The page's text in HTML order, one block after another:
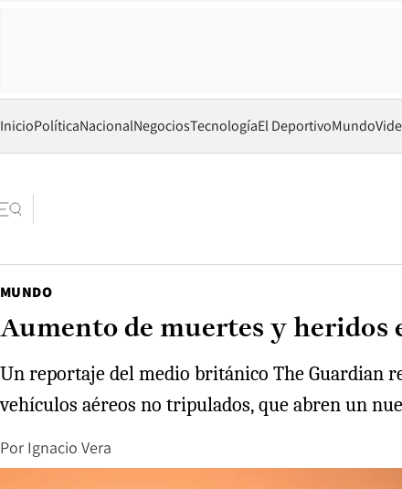
InicioPolíticaNacionalNegociosTecnologíaEl DeportivoMundo
MUNDO
Aumento de muertes y heridos
Un reportaje del medio británico The Guardian
vehículos aéreos no tripulados, que abren un
Por Ignacio Vera